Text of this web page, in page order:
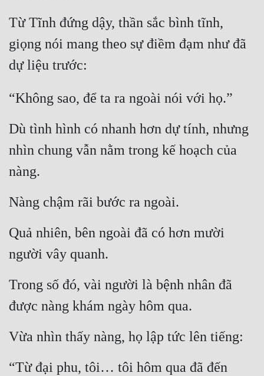
Huyền Huyễn
Huyền Nghi
Huyền Ảo
Hài Hước
Hệ Thống
Học Đường
Khoa Huyễn
Kiếm Hiệp
Kỳ Huyễn
Kỳ Ảo
Linh Dị
Làm Giàu
Từ Tĩnh đứng dậy, thần sắc bình tĩnh,
giọng nói mang theo sự điềm đạm như đã
dự liệu trước:
“Không sao, để ta ra ngoài nói với họ.”
Dù tình hình có nhanh hơn dự tính, nhưng
nhìn chung vẫn nằm trong kế hoạch của
nàng.
Nàng chậm rãi bước ra ngoài.
Quả nhiên, bên ngoài đã có hơn mười
người vây quanh.
Trong số đó, vài người là bệnh nhân đã
được nàng khám ngày hôm qua.
Vừa nhìn thấy nàng, họ lập tức lên tiếng:
“Từ đại phu, tôi… tôi hôm qua đã đến